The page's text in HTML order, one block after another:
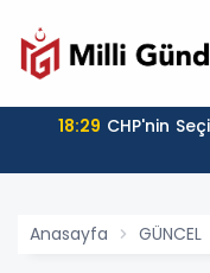
18:29
Anasayfa GÜNCEL